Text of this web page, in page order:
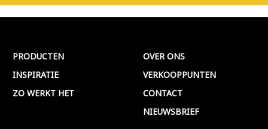
PRODUCTEN
INSPIRATIE
ZO WERKT HET
OVER ONS
VERKOOPPUNTEN
CONTACT
NIEUWSBRIEF